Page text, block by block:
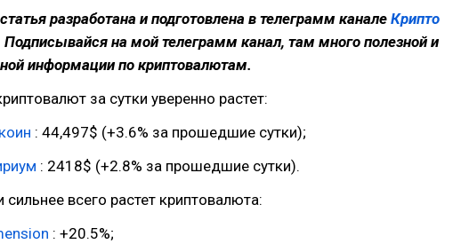
разработана и подготовлена в телеграмм канале Крипто
Подписывайся на мой телеграмм канал, там много полезной и
информации по криптовалютам.
за сутки уверенно растет:
: 44,497$ (+3.6% за прошедшие сутки);
: 2418$ (+2.8% за прошедшие сутки).
сильнее всего растет криптовалюта:
: +20.5%;